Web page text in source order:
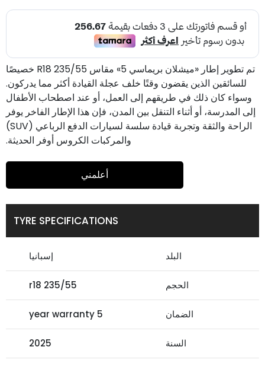
تم تطوير إطار «ميشلان بريماسي 5» مقاس 235/55 R18 خصيصًا
للسائقين الذين يقضون وقتًا خلف عجلة القيادة أكثر مما يدركون.
وسواء كان ذلك في طريقهم إلى العمل، أو عند اصطحاب الأطفال
إلى المدرسة، أو أثناء التنقل بين المدن، فإن هذا الإطار الفاخر يوفر
الراحة والثقة وتجربة قيادة سلسة لسيارات الدفع الرباعي (SUV)
والمركبات الكروس أوفر الحديثة.
أعلمني
TYRE SPECIFICATIONS
البلد إسبانيا
الحجم 235/55 r18
الضمان 5 year warranty
السنة 2025